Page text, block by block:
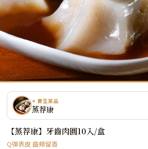
⭐ 養生蒸品
蒸荐康
【蒸荐康】牙齒肉圓10入/盒
Q彈表皮 齒頰留香